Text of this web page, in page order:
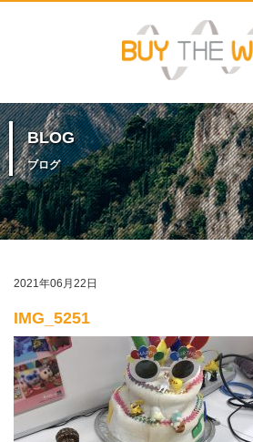
BLOG
ブログ
2021年06月22日
IMG_5251